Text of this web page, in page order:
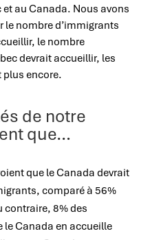
au Canada. Nous avons
le nombre d’immigrants
le nombre
devrait accueillir, les
plus encore.
de notre
que…
que le Canada devrait
comparé à 56%
contraire, 8% des
le Canada en accueille